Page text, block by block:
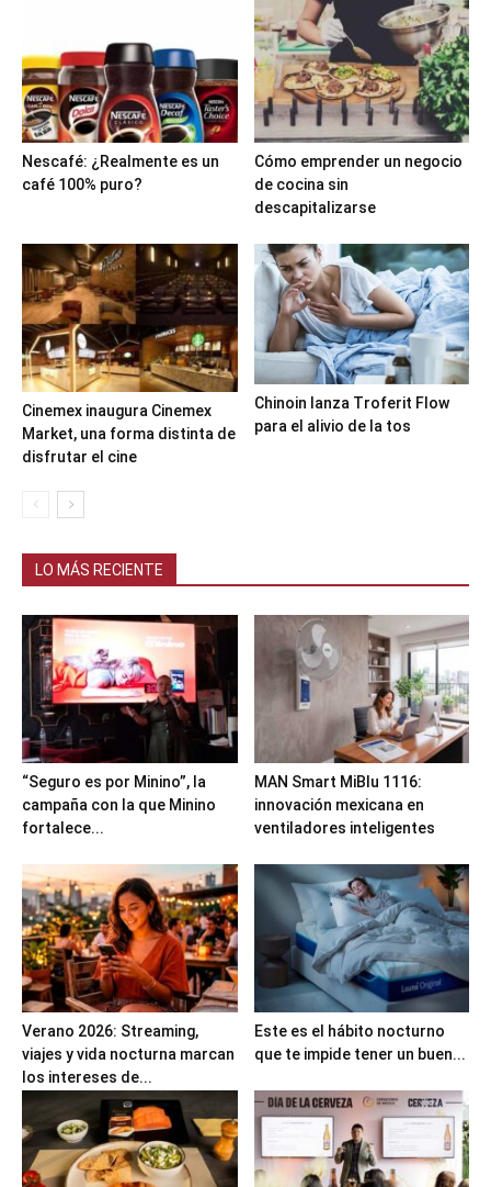
Nescafé: ¿Realmente es un
café 100% puro?
Cómo emprender un negocio
de cocina sin
descapitalizarse
Cinemex inaugura Cinemex
Market, una forma distinta de
disfrutar el cine
Chinoin lanza Troferit Flow
para el alivio de la tos
LO MÁS RECIENTE
“Seguro es por Minino”, la
campaña con la que Minino
fortalece...
MAN Smart MiBlu 1116:
innovación mexicana en
ventiladores inteligentes
Verano 2026: Streaming,
viajes y vida nocturna marcan
los intereses de...
Este es el hábito nocturno
que te impide tener un buen...